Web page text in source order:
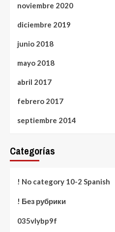
noviembre 2020
diciembre 2019
junio 2018
mayo 2018
abril 2017
febrero 2017
septiembre 2014
Categorías
! No category 10-2 Spanish
! Без рубрики
035vlybp9f